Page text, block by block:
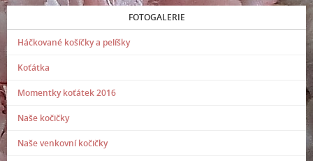
FOTOGALERIE
Háčkované košíčky a pelíšky
Koťátka
Momentky koťátek 2016
Naše kočičky
Naše venkovní kočičky